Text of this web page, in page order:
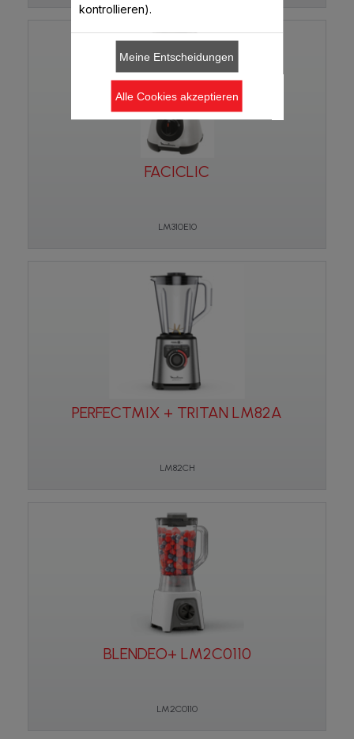
FACICLIC
LM310E10
PERFECTMIX + TRITAN LM82A
LM82CH
BLENDEO+ LM2C0110
LM2C0110
kontrollieren).
Meine Entscheidungen
Alle Cookies akzeptieren